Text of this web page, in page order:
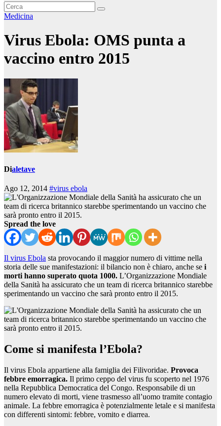
Medicina
Virus Ebola: OMS punta a
vaccino entro 2015
Dialetave
Ago 12, 2014 #virus ebola
Spread the love
Il virus Ebola sta provocando il maggior numero di vittime nella
storia delle sue manifestazioni: il bilancio non è chiaro, anche se i
morti hanno superato quota 1000. L’Organizzazione Mondiale
della Sanità ha assicurato che un team di ricerca britannico starebbe
sperimentando un vaccino che sarà pronto entro il 2015.
Come si manifesta l’Ebola?
Il virus Ebola appartiene alla famiglia dei Filivoridae. Provoca
febbre emorragica. Il primo ceppo del virus fu scoperto nel 1976
nella Repubblica Democratica del Congo. Responsabile di un
numero elevato di morti, viene trasmesso all’uomo tramite contagio
animale. La febbre emorragica è potenzialmente letale e si manifesta
con differenti sintomi: febbre, vomito e diarrea.